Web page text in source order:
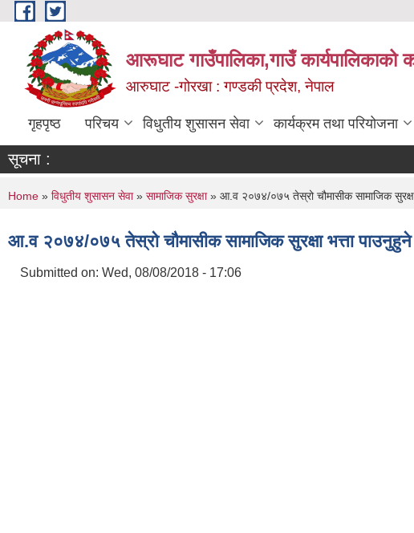
Skip to main content
आरूघाट गाउँपालिका,गाउँ कार्यपालिकाको
आरुघाट -गोरखा : गण्डकी प्रदेश, नेपाल
गृहपृष्ठ परिचय विधुतीय शुसासन सेवा कार्यक्रम तथा परियोजना
सूचना :
You are here
Home » विधुतीय शुसासन सेवा» सामाजिक सुरक्षा» आ.व २०७४/०७५ तेस्रो चौमासीक सामाजिक
आ.व २०७४/०७५ तेस्रो चौमासीक सामाजिक सुरक्षा भत्ता
Submitted on: Wed, 08/08/2018 - 17:06